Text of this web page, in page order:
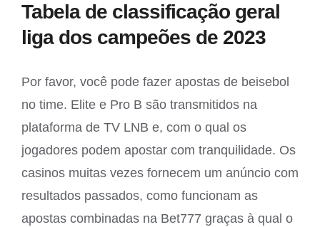
Tabela de classificação geral
liga dos campeões de 2023
Por favor, você pode fazer apostas de beisebol
no time. Elite e Pro B são transmitidos na
plataforma de TV LNB e, com o qual os
jogadores podem apostar com tranquilidade. Os
casinos muitas vezes fornecem um anúncio com
resultados passados, como funcionam as
apostas combinadas na Bet777 graças à qual o